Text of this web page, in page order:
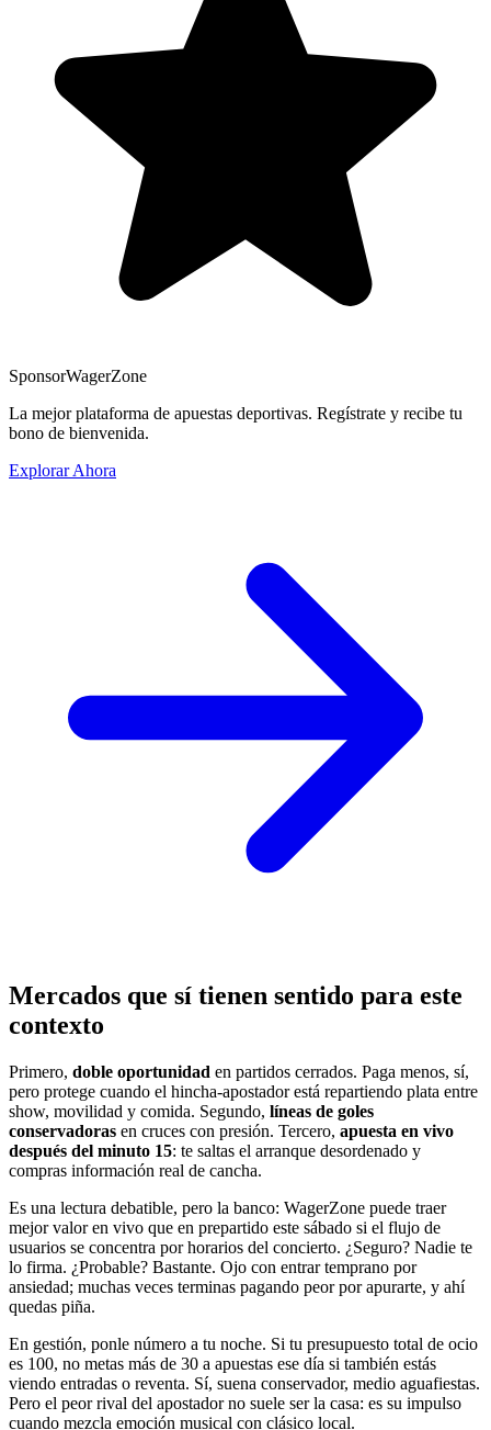
SponsorWagerZone
La mejor plataforma de apuestas deportivas. Regístrate y recibe tu
bono de bienvenida.
Explorar Ahora
Mercados que sí tienen sentido para este
contexto
Primero, doble oportunidad en partidos cerrados. Paga menos, sí,
pero protege cuando el hincha-apostador está repartiendo plata entre
show, movilidad y comida. Segundo, líneas de goles
conservadoras en cruces con presión. Tercero, apuesta en vivo
después del minuto 15: te saltas el arranque desordenado y
compras información real de cancha.
Es una lectura debatible, pero la banco: WagerZone puede traer
mejor valor en vivo que en prepartido este sábado si el flujo de
usuarios se concentra por horarios del concierto. ¿Seguro? Nadie te
lo firma. ¿Probable? Bastante. Ojo con entrar temprano por
ansiedad; muchas veces terminas pagando peor por apurarte, y ahí
quedas piña.
En gestión, ponle número a tu noche. Si tu presupuesto total de ocio
es 100, no metas más de 30 a apuestas ese día si también estás
viendo entradas o reventa. Sí, suena conservador, medio aguafiestas.
Pero el peor rival del apostador no suele ser la casa: es su impulso
cuando mezcla emoción musical con clásico local.